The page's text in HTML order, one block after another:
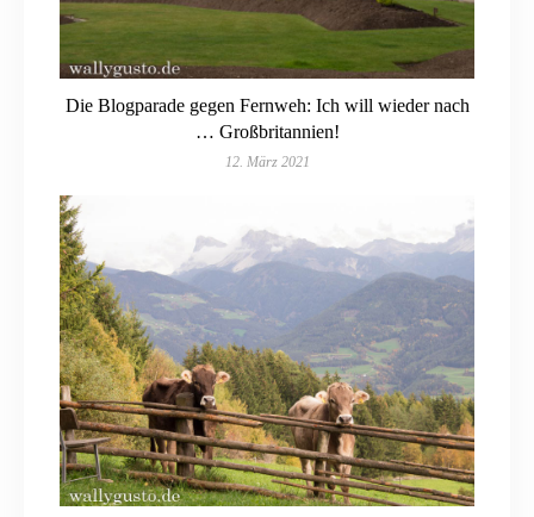
Die Blogparade gegen Fernweh: Ich will wieder nach
… Großbritannien!
12. März 2021